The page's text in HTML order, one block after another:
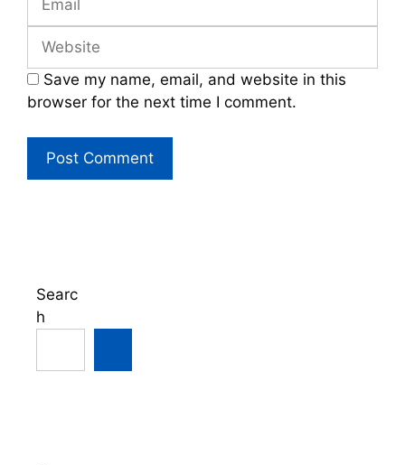
Website
Save my name, email, and website in this
browser for the next time I comment.
Searc
h